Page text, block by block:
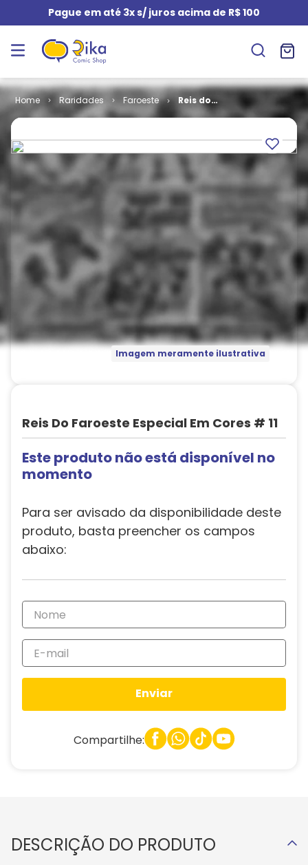
Pague em até 3x s/ juros acima de R$ 100
Raridades Faroeste
Reis do
Faroeste
Cores # 11
Imagem meramente ilustrativa
Reis Do Faroeste Especial Em Cores # 11
Este produto não está disponível no
momento
Para ser avisado da disponibilidade deste
produto, basta preencher os campos
abaixo:
Enviar
Compartilhe:
DESCRIÇÃO DO PRODUTO